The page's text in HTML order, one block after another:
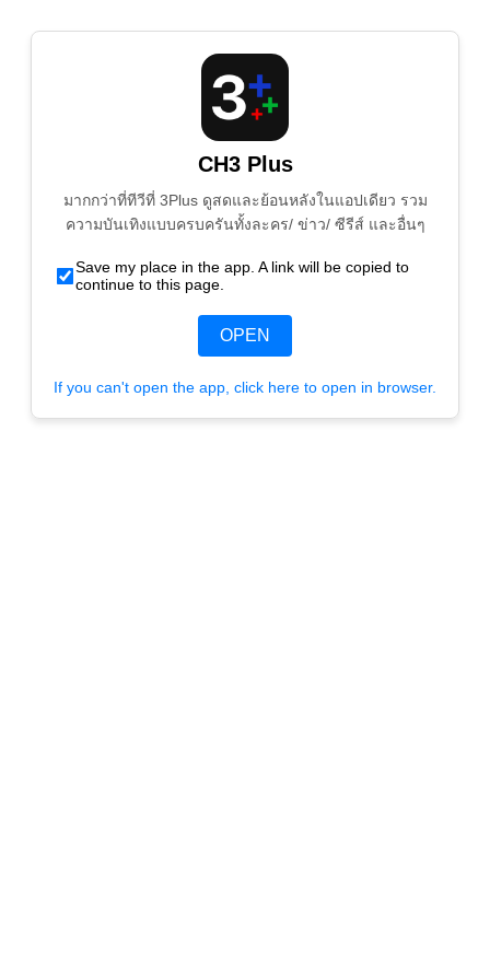
CH3 Plus
มากกว่าที่ทีวีที่ 3Plus ดูสดและย้อนหลังในแอปเดียว รวม
ความบันเทิงแบบครบครันทั้งละคร/ ข่าว/ ซีรีส์ และอื่นๆ
Save my place in the app. A link will be copied to
continue to this page.
OPEN
If you can't open the app, click here to open in browser.